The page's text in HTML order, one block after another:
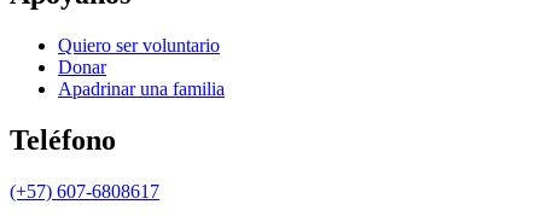
Quiero ser voluntario
Donar
Apadrinar una familia
Teléfono
(+57) 607-6808617